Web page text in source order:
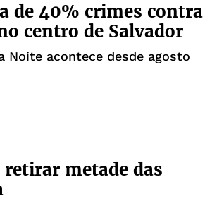
de 40% crimes contra
centro de Salvador
Noite acontece desde agosto
metade das